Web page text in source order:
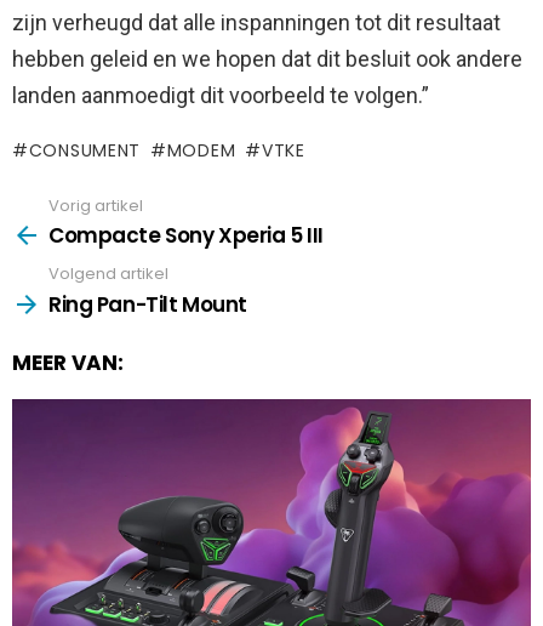
zijn verheugd dat alle inspanningen tot dit resultaat
hebben geleid en we hopen dat dit besluit ook andere
landen aanmoedigt dit voorbeeld te volgen.”
CONSUMENT MODEM VTKE
more
Vorig artikel
Compacte Sony Xperia 5 III
Volgend artikel
Ring Pan-Tilt Mount
MEER VAN: